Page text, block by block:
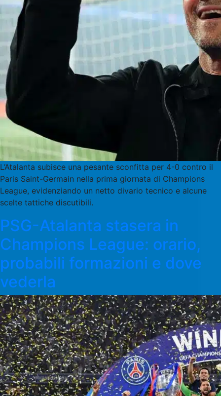
L’Atalanta subisce una pesante sconfitta per 4-0 contro il
Paris Saint-Germain nella prima giornata di Champions
League, evidenziando un netto divario tecnico e alcune
scelte tattiche discutibili.
PSG-Atalanta stasera in
Champions League: orario,
probabili formazioni e dove
vederla